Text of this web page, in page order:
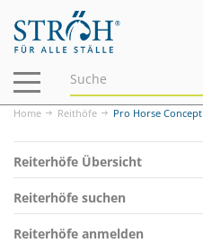
Navigation
ein-/ausblenden
Home Reithöfe Pro Horse Concept
Reiterhöfe Übersicht
Reiterhöfe suchen
Reiterhöfe anmelden